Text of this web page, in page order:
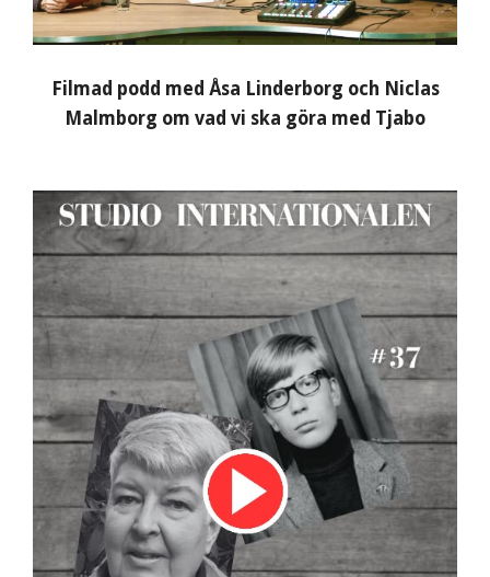
Filmad podd med Åsa Linderborg och Niclas
Malmborg om vad vi ska göra med Tjabo